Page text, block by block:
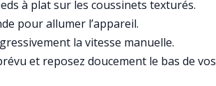
à plat sur les coussinets texturés.
pour allumer l’appareil.
la vitesse manuelle.
et reposez doucement le bas de vos